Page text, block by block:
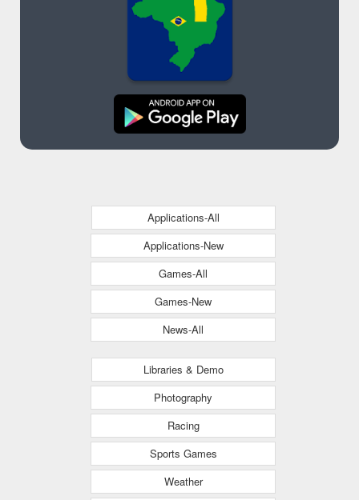
Applications-All
Applications-New
Games-All
Games-New
News-All
Libraries & Demo
Photography
Racing
Sports Games
Weather